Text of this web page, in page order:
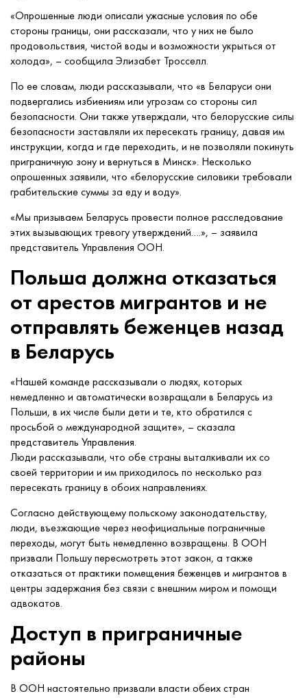
«Опрошенные люди описали ужасные условия по обе
стороны границы, они рассказали, что у них не было
продовольствия, чистой воды и возможности укрыться от
холода», – сообщила Элизабет Тросселл.
По ее словам, люди рассказывали, что «в Беларуси они
подвергались избиениям или угрозам со стороны сил
безопасности. Они также утверждали, что белорусские силы
безопасности заставляли их пересекать границу, давая им
инструкции, когда и где переходить, и не позволяли покинуть
приграничную зону и вернуться в Минск». Несколько
опрошенных заявили, что «белорусские силовики требовали
грабительские суммы за еду и воду».
«Мы призываем Беларусь провести полное расследование
этих вызывающих тревогу утверждений….», – заявила
представитель Управления ООН.
Польша должна отказаться
от арестов мигрантов и не
отправлять беженцев назад
в Беларусь
«Нашей команде рассказывали о людях, которых
немедленно и автоматически возвращали в Беларусь из
Польши, в их числе были дети и те, кто обратился с
просьбой о международной защите», – сказала
представитель Управления.
Люди рассказывали, что обе страны выталкивали их со
своей территории и им приходилось по несколько раз
пересекать границу в обоих направлениях.
Согласно действующему польскому законодательству,
люди, въезжающие через неофициальные пограничные
переходы, могут быть немедленно возвращены. В ООН
призвали Польшу пересмотреть этот закон, а также
отказаться от практики помещения беженцев и мигрантов в
центры задержания без связи с внешним миром и помощи
адвокатов.
Доступ в приграничные
районы
В ООН настоятельно призвали власти обеих стран